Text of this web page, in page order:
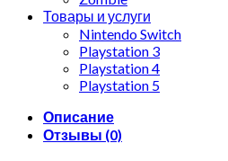
Товары и услуги
Nintendo Switch
Playstation 3
Playstation 4
Playstation 5
Описание
Отзывы (0)